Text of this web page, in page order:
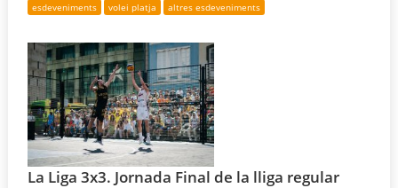
esdeveniments volei platja altres esdeveniments
La Liga 3x3. Jornada Final de la lliga regular